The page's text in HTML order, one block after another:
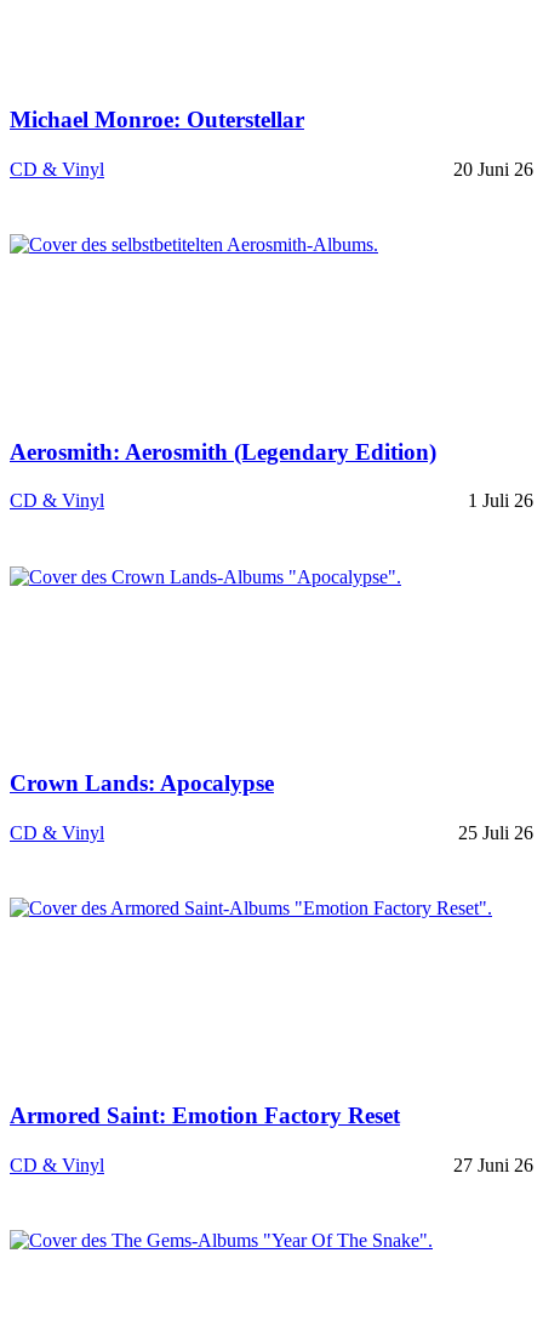
Michael Monroe: Outerstellar
CD & Vinyl 20 Juni 26
Aerosmith: Aerosmith (Legendary Edition)
CD & Vinyl 1 Juli 26
Crown Lands: Apocalypse
CD & Vinyl 25 Juli 26
Armored Saint: Emotion Factory Reset
CD & Vinyl 27 Juni 26